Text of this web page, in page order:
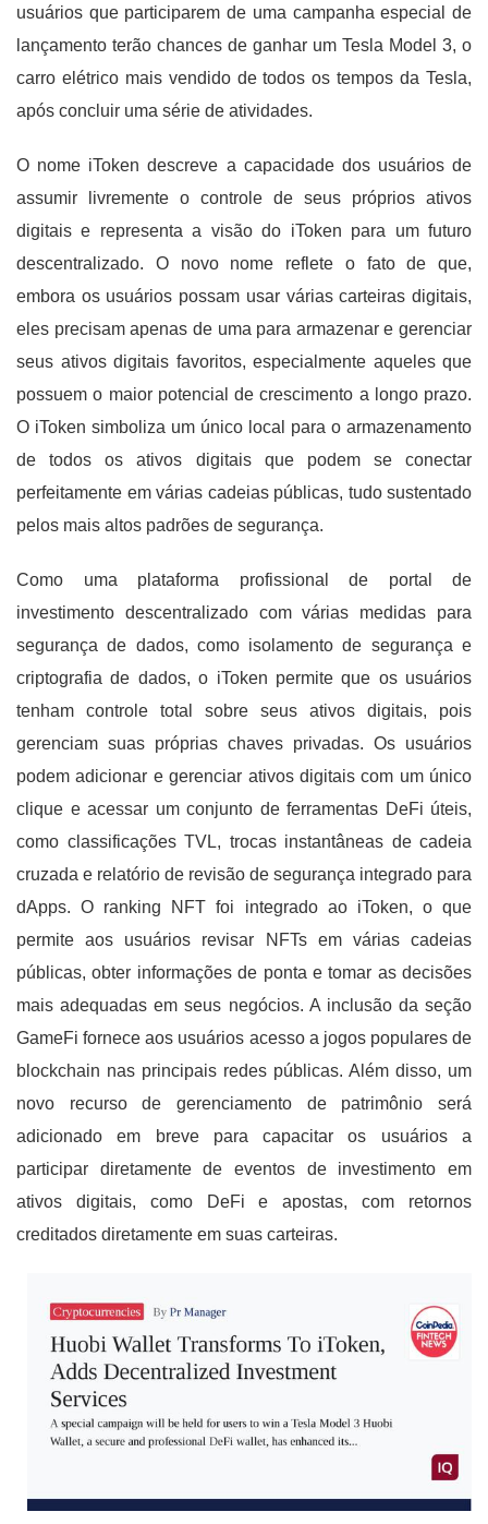
usuários que participarem de uma campanha especial de
lançamento terão chances de ganhar um Tesla Model 3, o
carro elétrico mais vendido de todos os tempos da Tesla,
após concluir uma série de atividades.
O nome iToken descreve a capacidade dos usuários de
assumir livremente o controle de seus próprios ativos
digitais e representa a visão do iToken para um futuro
descentralizado. O novo nome reflete o fato de que,
embora os usuários possam usar várias carteiras digitais,
eles precisam apenas de uma para armazenar e gerenciar
seus ativos digitais favoritos, especialmente aqueles que
possuem o maior potencial de crescimento a longo prazo.
O iToken simboliza um único local para o armazenamento
de todos os ativos digitais que podem se conectar
perfeitamente em várias cadeias públicas, tudo sustentado
pelos mais altos padrões de segurança.
Como uma plataforma profissional de portal de
investimento descentralizado com várias medidas para
segurança de dados, como isolamento de segurança e
criptografia de dados, o iToken permite que os usuários
tenham controle total sobre seus ativos digitais, pois
gerenciam suas próprias chaves privadas. Os usuários
podem adicionar e gerenciar ativos digitais com um único
clique e acessar um conjunto de ferramentas DeFi úteis,
como classificações TVL, trocas instantâneas de cadeia
cruzada e relatório de revisão de segurança integrado para
dApps. O ranking NFT foi integrado ao iToken, o que
permite aos usuários revisar NFTs em várias cadeias
públicas, obter informações de ponta e tomar as decisões
mais adequadas em seus negócios. A inclusão da seção
GameFi fornece aos usuários acesso a jogos populares de
blockchain nas principais redes públicas. Além disso, um
novo recurso de gerenciamento de patrimônio será
adicionado em breve para capacitar os usuários a
participar diretamente de eventos de investimento em
ativos digitais, como DeFi e apostas, com retornos
creditados diretamente em suas carteiras.